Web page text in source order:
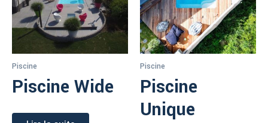
Piscine
Piscine Wide
Piscine
Piscine
Unique